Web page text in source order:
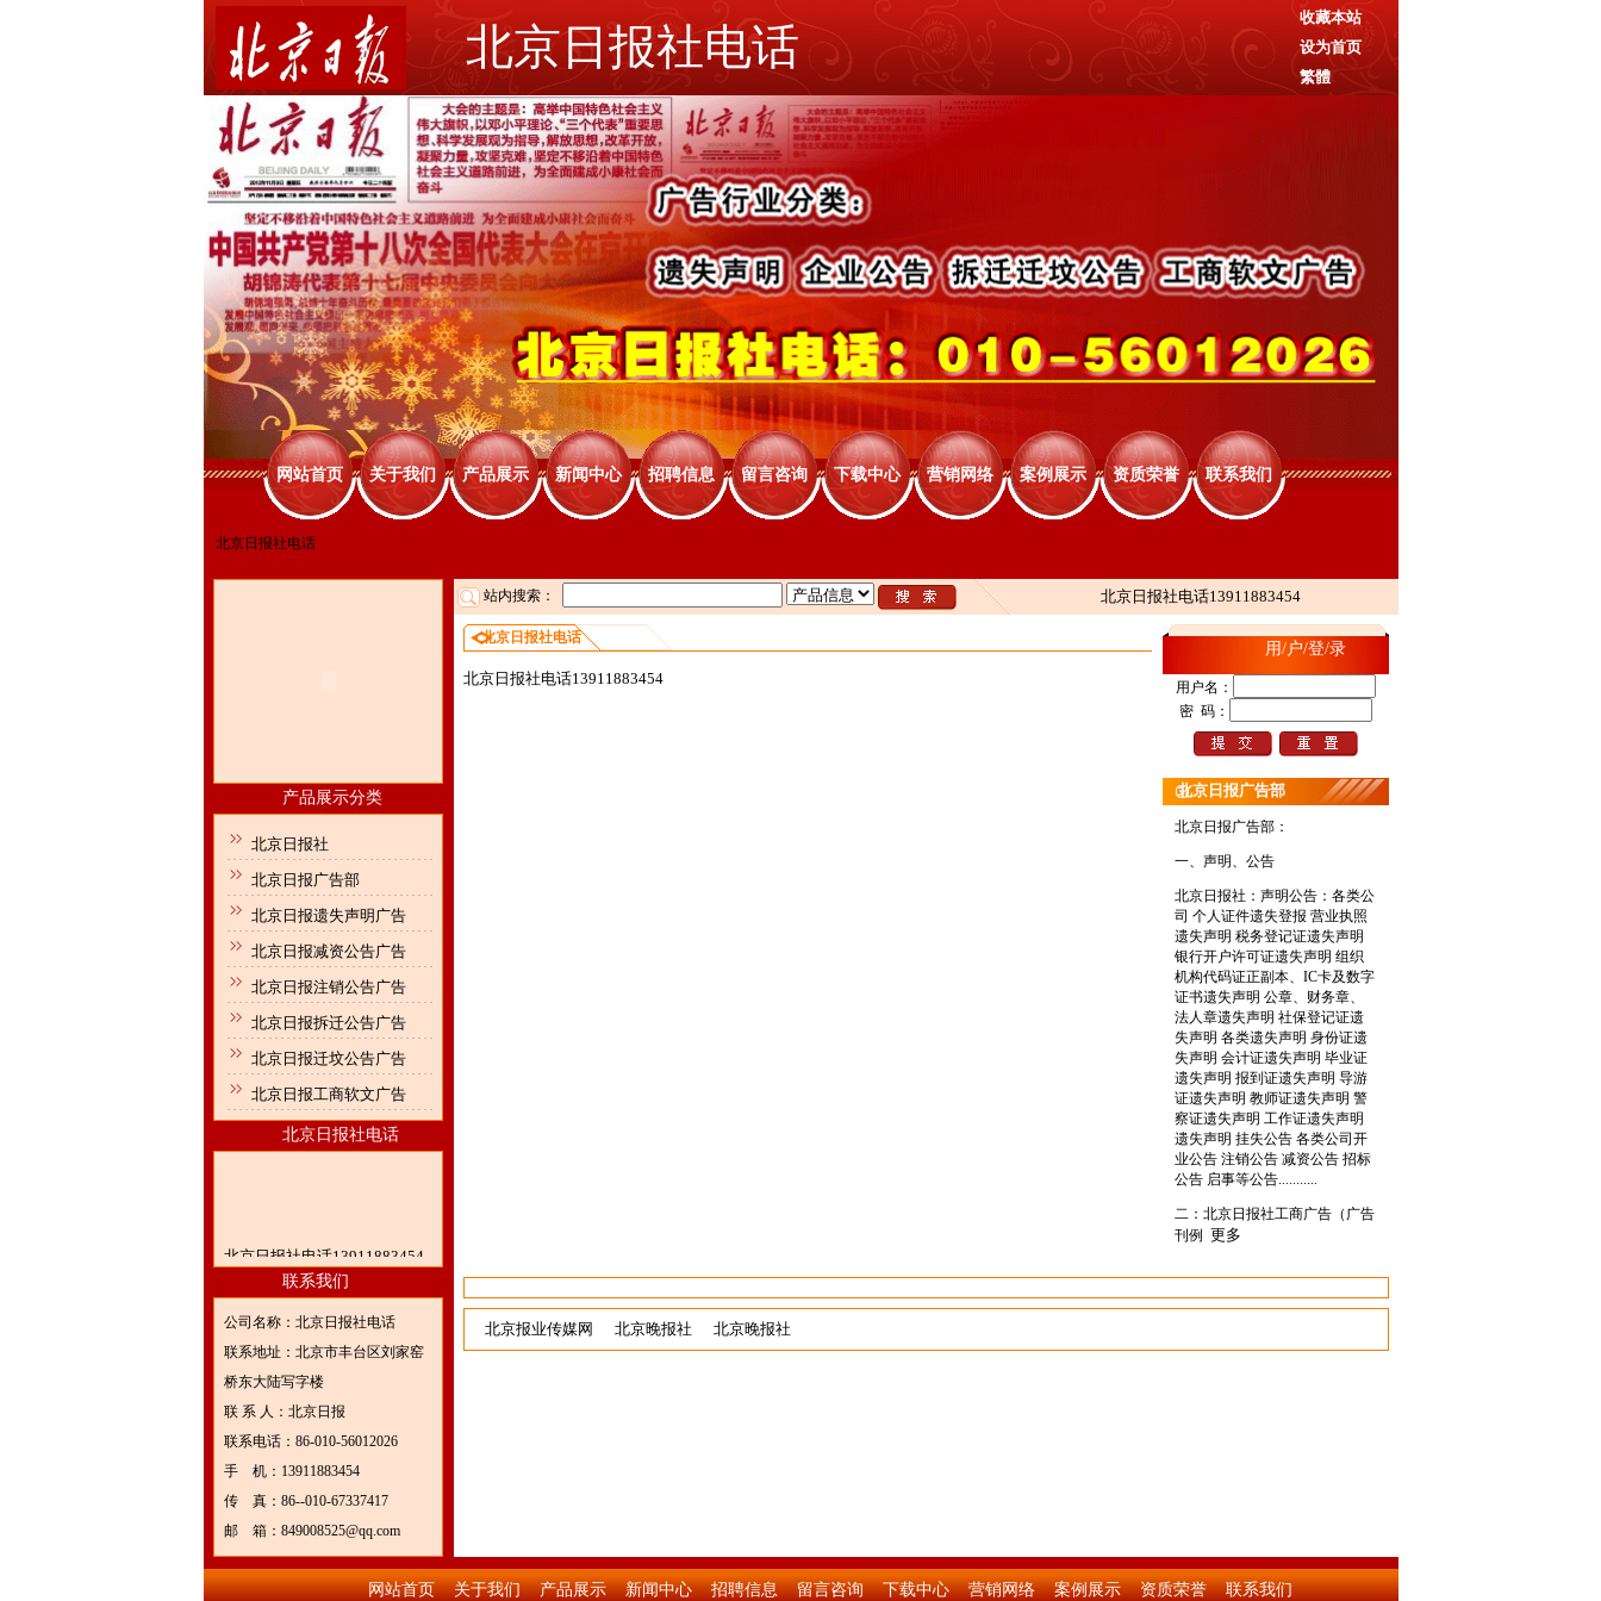
北京日报社电话
收藏本站
设为首页
繁體
网站首页 关于我们 产品展示 新闻中心 招聘信息 留言咨询 下载中心 营销网络 案例展示 资质荣誉 联系我们
北京日报社电话
产品展示分类
北京日报社
北京日报广告部
北京日报遗失声明广告
北京日报减资公告广告
北京日报注销公告广告
北京日报拆迁公告广告
北京日报迁坟公告广告
北京日报工商软文广告
北京日报社电话
北京日报社电话13911883454
联系我们
公司名称：北京日报社电话
联系地址：北京市丰台区刘家窑
桥东大陆写字楼
联 系 人：北京日报
联系电话：86-010-56012026
手 机：13911883454
传 真：86--010-67337417
邮 箱：849008525@qq.com
站内搜索： 北京日报社电话13911883454
北京日报社电话
北京日报社电话13911883454
用/户/登/录
用户名：
密 码：
北京日报广告部
北京日报广告部：
一、声明、公告
北京日报社： 声明公告：各类公
司 个人证件遗失登报 营业执照
遗失声明 税务登记证遗失声明
银行开户许可证遗失声明 组织
机构代码证正副本、IC卡及数字
证书遗失声明 公章、财务章、
法人章遗失声明 社保登记证遗
失声明 各类遗失声明 身份证遗
失声明 会计证遗失声明 毕业证
遗失声明 报到证遗失声明 导游
证遗失声明 教师证遗失声明 警
察证遗失声明 工作证遗失声明
遗失声明 挂失公告 各类公司开
业公告 注销公告 减资公告 招标
公告 启事等公告...........
二：北京日报社工商广告（广告
刊例 更多
北京报业传媒网 北京晚报社 北京晚报社
网站首页 关于我们 产品展示 新闻中心 招聘信息 留言咨询 下载中心 营销网络 案例展示 资质荣誉 联系我们